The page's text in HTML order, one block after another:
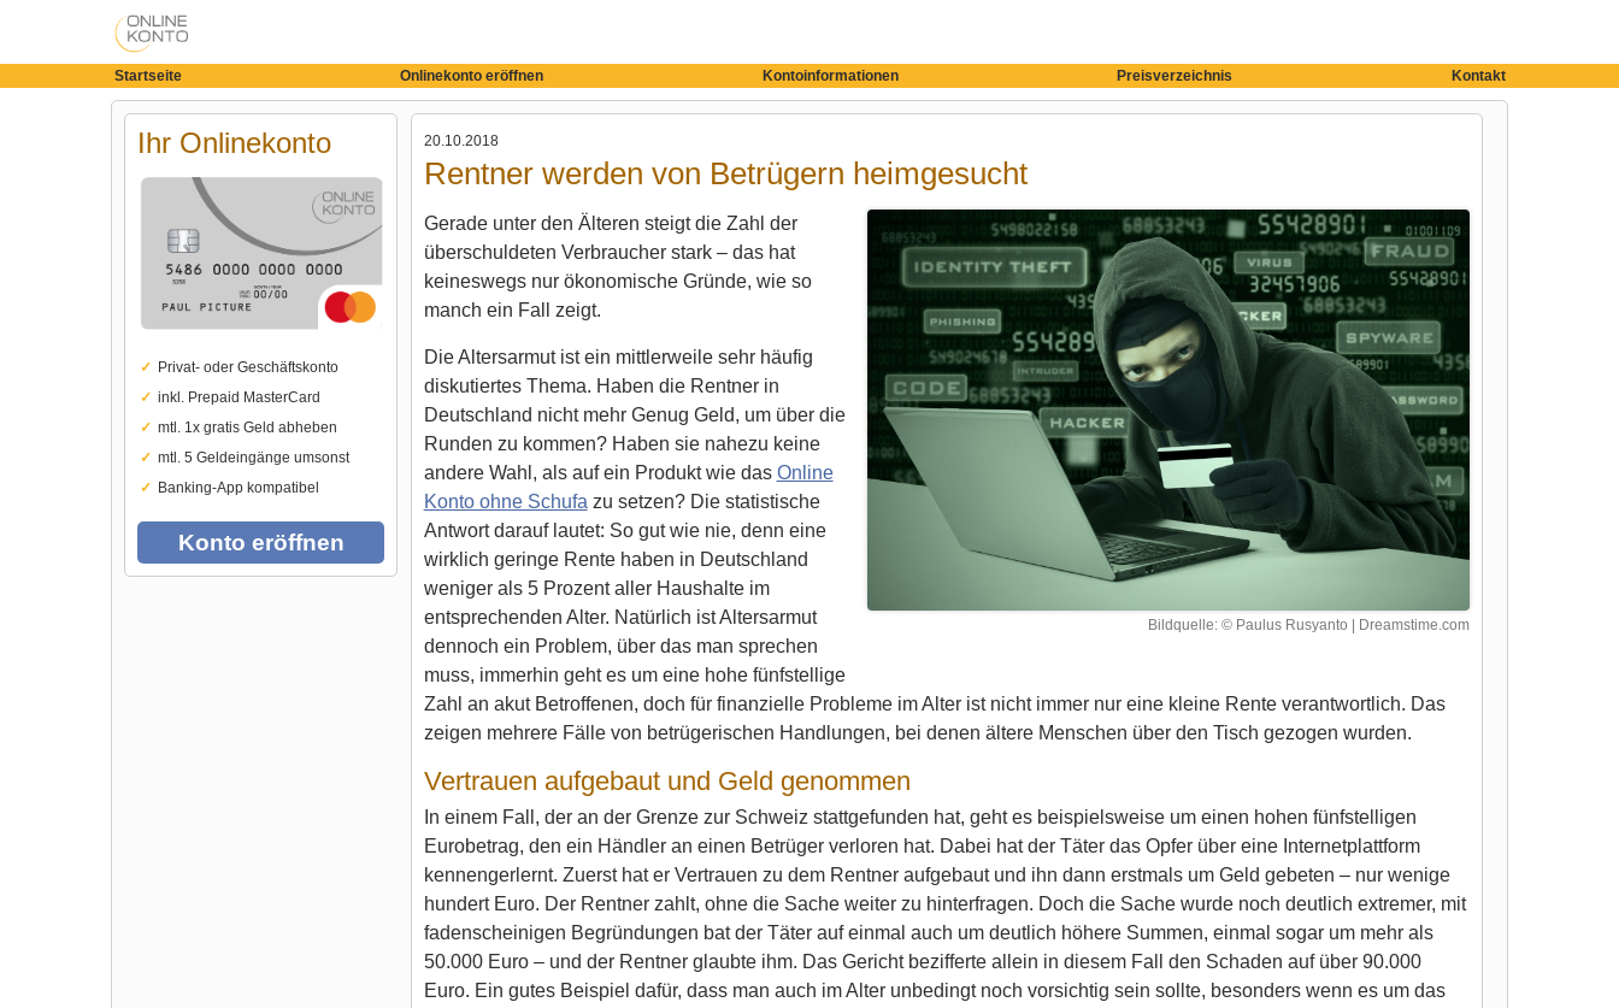
Startseite Onlinekonto eröffnen Kontoinformationen Preisverzeichnis Kontakt
Ihr Onlinekonto
Privat- oder Geschäftskonto
inkl. Prepaid MasterCard
mtl. 1x gratis Geld abheben
mtl. 5 Geldeingänge umsonst
Banking-App kompatibel
Konto eröffnen
20.10.2018
Rentner werden von Betrügern heimgesucht
Bildquelle: © Paulus Rusyanto | Dreamstime.com
Gerade unter den Älteren steigt die Zahl der
überschuldeten Verbraucher stark – das hat
keineswegs nur ökonomische Gründe, wie so
manch ein Fall zeigt.
Die Altersarmut ist ein mittlerweile sehr häufig
diskutiertes Thema. Haben die Rentner in
Deutschland nicht mehr Genug Geld, um über die
Runden zu kommen? Haben sie nahezu keine
andere Wahl, als auf ein Produkt wie das Online
Konto ohne Schufa zu setzen? Die statistische
Antwort darauf lautet: So gut wie nie, denn eine
wirklich geringe Rente haben in Deutschland
weniger als 5 Prozent aller Haushalte im
entsprechenden Alter. Natürlich ist Altersarmut
dennoch ein Problem, über das man sprechen
muss, immerhin geht es um eine hohe fünfstellige
Zahl an akut Betroffenen, doch für finanzielle Probleme im Alter ist nicht immer nur eine kleine Rente verantwortlich. Das
zeigen mehrere Fälle von betrügerischen Handlungen, bei denen ältere Menschen über den Tisch gezogen wurden.
Vertrauen aufgebaut und Geld genommen
In einem Fall, der an der Grenze zur Schweiz stattgefunden hat, geht es beispielsweise um einen hohen fünfstelligen
Eurobetrag, den ein Händler an einen Betrüger verloren hat. Dabei hat der Täter das Opfer über eine Internetplattform
kennengerlernt. Zuerst hat er Vertrauen zu dem Rentner aufgebaut und ihn dann erstmals um Geld gebeten – nur wenige
hundert Euro. Der Rentner zahlt, ohne die Sache weiter zu hinterfragen. Doch die Sache wurde noch deutlich extremer, mit
fadenscheinigen Begründungen bat der Täter auf einmal auch um deutlich höhere Summen, einmal sogar um mehr als
50.000 Euro – und der Rentner glaubte ihm. Das Gericht bezifferte allein in diesem Fall den Schaden auf über 90.000
Euro. Ein gutes Beispiel dafür, dass man auch im Alter unbedingt noch vorsichtig sein sollte, besonders wenn es um das